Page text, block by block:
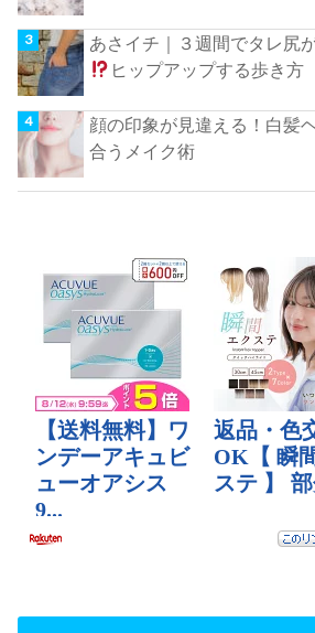
あさイチ｜３週間でタレ尻
ヒップアップする歩き方
顔の印象が見違える！白髪
合うメイク術